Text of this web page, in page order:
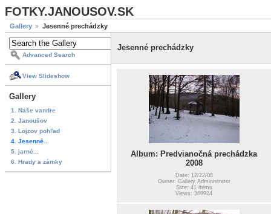
FOTKY.JANOUSOV.SK
Gallery Jesenné prechádzky
Advanced Search
View Slideshow
Gallery
1. Naše vandre
2. Janoušov
3. Lojzov pohľad
4. Jesenné...
5. jarné...
6. Hrady a zámky
Jesenné prechádzky
Album: Predvianočná prechádzka
2008
Date: 12/22/08
Owner: Gallery Administrator
Size: 41 items
Views: 369924